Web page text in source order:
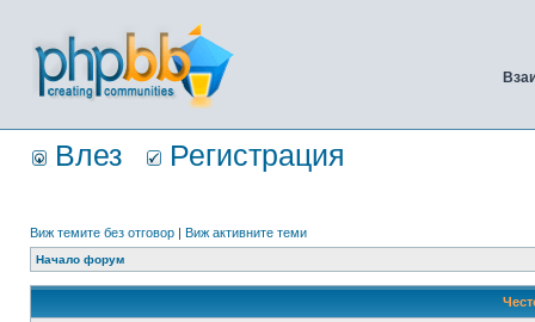
Влез Регистрация
Виж темите без отговор | Виж активните теми
Начало форум